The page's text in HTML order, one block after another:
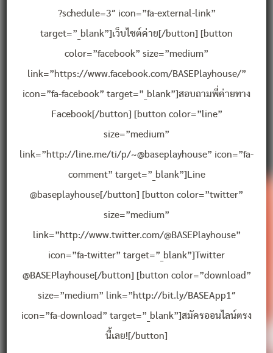
?schedule=3″ icon=”fa-external-link”
target=”_blank”]เว็บไซต์ค่าย[/button] [button
color=”facebook” size=”medium”
link=”https://www.facebook.com/BASEPlayhouse/”
icon=”fa-facebook” target=”_blank”]สอบถามพี่ค่ายทาง
Facebook[/button] [button color=”line”
size=”medium”
link=”http://line.me/ti/p/~@baseplayhouse” icon=”fa-
comment” target=”_blank”]Line
@baseplayhouse[/button] [button color=”twitter”
size=”medium”
link=”http://www.twitter.com/@BASEPlayhouse”
icon=”fa-twitter” target=”_blank”]Twitter
@BASEPlayhouse[/button] [button color=”download”
size=”medium” link=”http://bit.ly/BASEApp1″
icon=”fa-download” target=”_blank”]สมัครออนไลน์ตรง
นี้เลย![/button]